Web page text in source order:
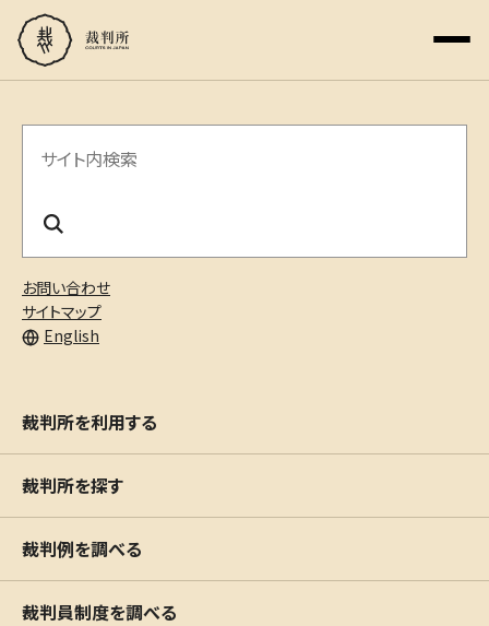
お問い合わせ
サイトマップ
English
サ
内
検
索
裁判所を利用する
裁判所を探す
裁判例を調べる
裁判員制度を調べる